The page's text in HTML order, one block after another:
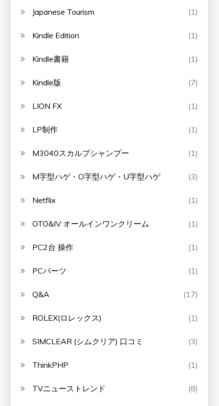
Japanese Tourism (1)
Kindle Edition (1)
Kindle書籍 (1)
Kindle版 (7)
LION FX (1)
LP制作 (1)
M3040スカルプシャンプー (1)
M字型ハゲ・O字型ハゲ・U字型ハゲ (3)
Netflix (1)
OTO&IV オールインワンクリーム (1)
PC2台 操作 (1)
PCパーツ (1)
Q&A (17)
ROLEX(ロレックス) (1)
SIMCLEAR (シムクリア) 口コミ (3)
ThinkPHP (1)
TVニューストレンド (8)